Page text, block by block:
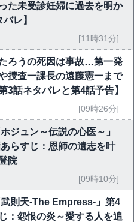
た未受診妊婦に過去を明か
レ】
[11時31分]
たろうの死因は事故…第一発
捜査一課長の遠藤憲一まで
3話ネタバレと第4話予告】
[09時26分]
ジュン～伝説の心医～」
らすじ：恩師の遺志を叶
院
[09時10分]
則天-The Empress-」第4
：怨恨の炎～愛する人を追